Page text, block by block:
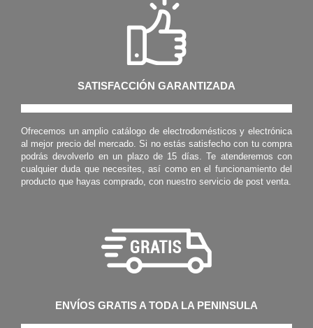
SATISFACCIÓN GARANTIZADA
Ofrecemos un amplio catálogo de electrodomésticos y electrónica
al mejor precio del mercado. Si no estás satisfecho con tu compra
podrás devolverlo en un plazo de 15 días. Te atenderemos con
cualquier duda que necesites, así como en el funcionamiento del
producto que hayas comprado, con nuestro servicio de post venta.
ENVÍOS GRATIS A TODA LA PENINSULA